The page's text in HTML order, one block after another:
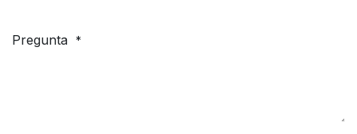
Pregunta *